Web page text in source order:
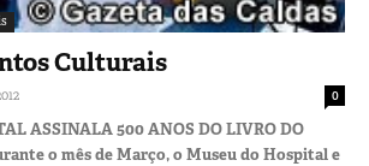
Culturais
0
ASSINALA 500 ANOS DO LIVRO DO
o mês de Março, o Museu do Hospital e